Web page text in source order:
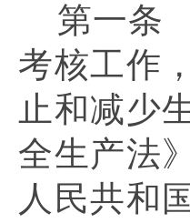
第一条
考核工作
止和减少
全生产法
人民共和